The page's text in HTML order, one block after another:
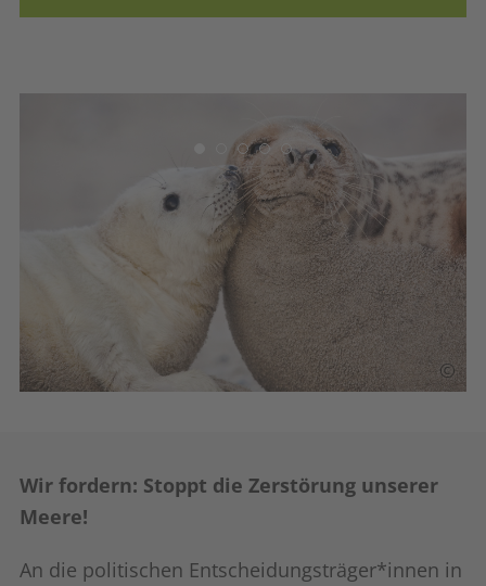
©
Wir fordern: Stoppt die Zerstörung unserer
Meere!
An die politischen Entscheidungsträger*innen in